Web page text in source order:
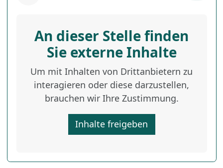
An dieser Stelle finden
Sie externe Inhalte
Um mit Inhalten von Drittanbietern zu
interagieren oder diese darzustellen,
brauchen wir Ihre Zustimmung.
Inhalte freigeben